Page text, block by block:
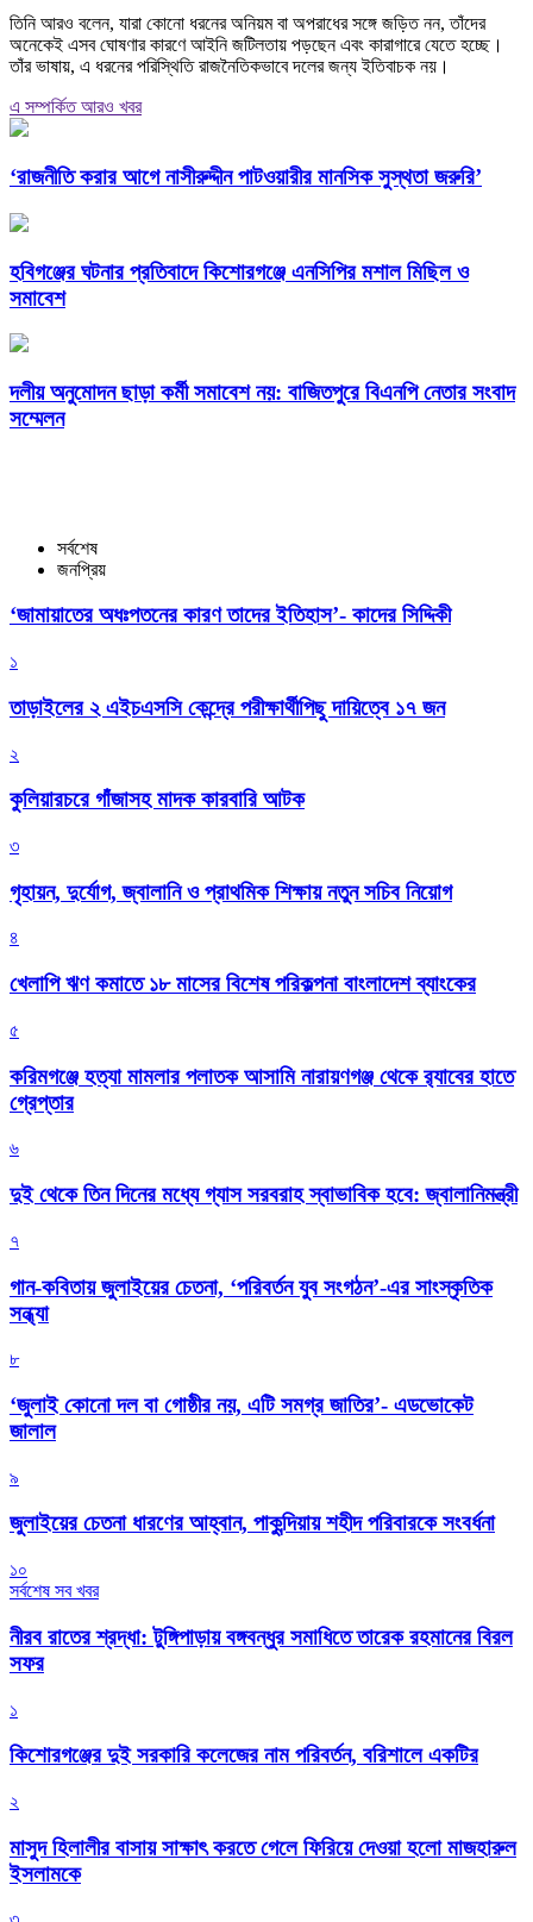
তিনি আরও বলেন, যারা কোনো ধরনের অনিয়ম বা অপরাধের সঙ্গে জড়িত নন, তাঁদের
অনেকেই এসব ঘোষণার কারণে আইনি জটিলতায় পড়ছেন এবং কারাগারে যেতে হচ্ছে।
তাঁর ভাষায়, এ ধরনের পরিস্থিতি রাজনৈতিকভাবে দলের জন্য ইতিবাচক নয়।
এ সম্পর্কিত আরও খবর
‘রাজনীতি করার আগে নাসীরুদ্দীন পাটওয়ারীর মানসিক সুস্থতা জরুরি’
হবিগঞ্জের ঘটনার প্রতিবাদে কিশোরগঞ্জে এনসিপির মশাল মিছিল ও
সমাবেশ
দলীয় অনুমোদন ছাড়া কর্মী সমাবেশ নয়: বাজিতপুরে বিএনপি নেতার সংবাদ
সম্মেলন
সর্বশেষ
জনপ্রিয়
‘জামায়াতের অধঃপতনের কারণ তাদের ইতিহাস’- কাদের সিদ্দিকী
১
তাড়াইলের ২ এইচএসসি কেন্দ্রে পরীক্ষার্থীপিছু দায়িত্বে ১৭ জন
২
কুলিয়ারচরে গাঁজাসহ মাদক কারবারি আটক
৩
গৃহায়ন, দুর্যোগ, জ্বালানি ও প্রাথমিক শিক্ষায় নতুন সচিব নিয়োগ
৪
খেলাপি ঋণ কমাতে ১৮ মাসের বিশেষ পরিকল্পনা বাংলাদেশ ব্যাংকের
৫
করিমগঞ্জে হত্যা মামলার পলাতক আসামি নারায়ণগঞ্জ থেকে র‌্যাবের হাতে
গ্রেপ্তার
৬
দুই থেকে তিন দিনের মধ্যে গ্যাস সরবরাহ স্বাভাবিক হবে: জ্বালানিমন্ত্রী
৭
গান-কবিতায় জুলাইয়ের চেতনা, ‘পরিবর্তন যুব সংগঠন’-এর সাংস্কৃতিক
সন্ধ্যা
৮
‘জুলাই কোনো দল বা গোষ্ঠীর নয়, এটি সমগ্র জাতির’- এডভোকেট
জালাল
৯
জুলাইয়ের চেতনা ধারণের আহ্বান, পাকুন্দিয়ায় শহীদ পরিবারকে সংবর্ধনা
১০
সর্বশেষ সব খবর
নীরব রাতের শ্রদ্ধা: টুঙ্গিপাড়ায় বঙ্গবন্ধুর সমাধিতে তারেক রহমানের বিরল
সফর
১
কিশোরগঞ্জের দুই সরকারি কলেজের নাম পরিবর্তন, বরিশালে একটির
২
মাসুদ হিলালীর বাসায় সাক্ষাৎ করতে গেলে ফিরিয়ে দেওয়া হলো মাজহারুল
ইসলামকে